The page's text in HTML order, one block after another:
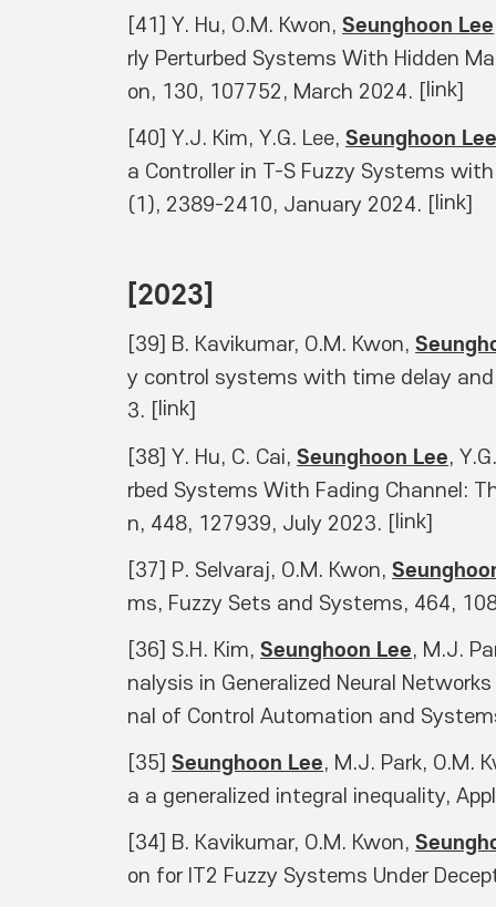
[41] Y. Hu, O.M. Kwon, Seunghoon Lee
rly Perturbed Systems With Hidden
on, 130, 107752, March 2024. [
link
[40] Y.J. Kim, Y.G. Lee, Seunghoon Lee
a Controller in T-S Fuzzy Systems
(1), 2389-2410, January 2024. [
link
[2023]
[39] B. Kavikumar, O.M. Kwon,
y control systems with time delay
3. [
link
[38] Y. Hu, C. Cai, Seunghoon Lee,
rbed Systems With Fading Channel:
n, 448, 127939, July 2023. [
link
[37] P. Selvaraj, O.M. Kwon,
ms, Fuzzy Sets and Systems, 464,
[36] S.H. Kim, Seunghoon Lee, M.J.
nalysis in Generalized Neural
nal of Control Automation and
[35] Seunghoon Lee, M.J. Park,
a a generalized integral inequality,
[34] B. Kavikumar, O.M. Kwon,
on for IT2 Fuzzy Systems Under